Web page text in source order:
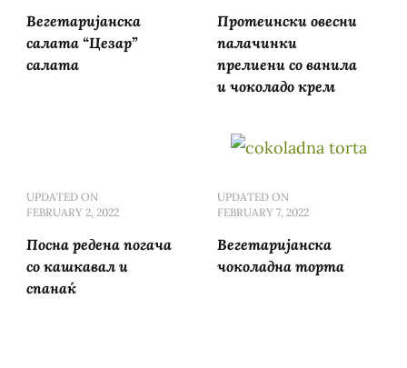
Вегетаријанска
салата “Цезар”
салата
Протеински овесни
палачинки
прелиени со ванила
и чоколадо крем
UPDATED ON
FEBRUARY 2, 2022
Посна редена погача
со кашкавал и
спанаќ
UPDATED ON
FEBRUARY 7, 2022
Вегетаријанска
чоколадна торта